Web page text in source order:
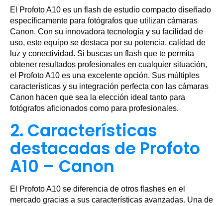
El Profoto A10 es un flash de estudio compacto diseñado
específicamente para fotógrafos que utilizan cámaras
Canon. Con su innovadora tecnología y su facilidad de
uso, este equipo se destaca por su potencia, calidad de
luz y conectividad. Si buscas un flash que te permita
obtener resultados profesionales en cualquier situación,
el Profoto A10 es una excelente opción. Sus múltiples
características y su integración perfecta con las cámaras
Canon hacen que sea la elección ideal tanto para
fotógrafos aficionados como para profesionales.
2. Características
destacadas de Profoto
A10 – Canon
El Profoto A10 se diferencia de otros flashes en el
mercado gracias a sus características avanzadas. Una de